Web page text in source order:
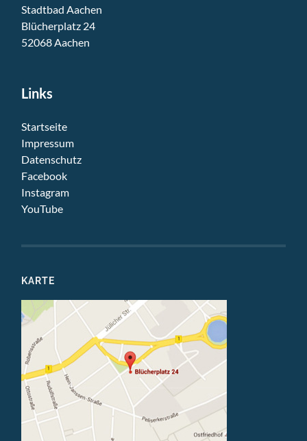
Stadtbad Aachen
Blücherplatz 24
52068 Aachen
Links
Startseite
Impressum
Datenschutz
Facebook
Instagram
YouTube
KARTE